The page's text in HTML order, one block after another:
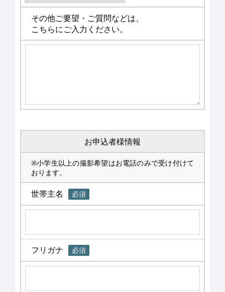
その他ご要望・ご質問などは、
こちらにご入力ください。
お申込者様情報
※小学生以上の撮影希望はお電話のみで受け付けて
おります。
世帯主名 必須
フリガナ 必須